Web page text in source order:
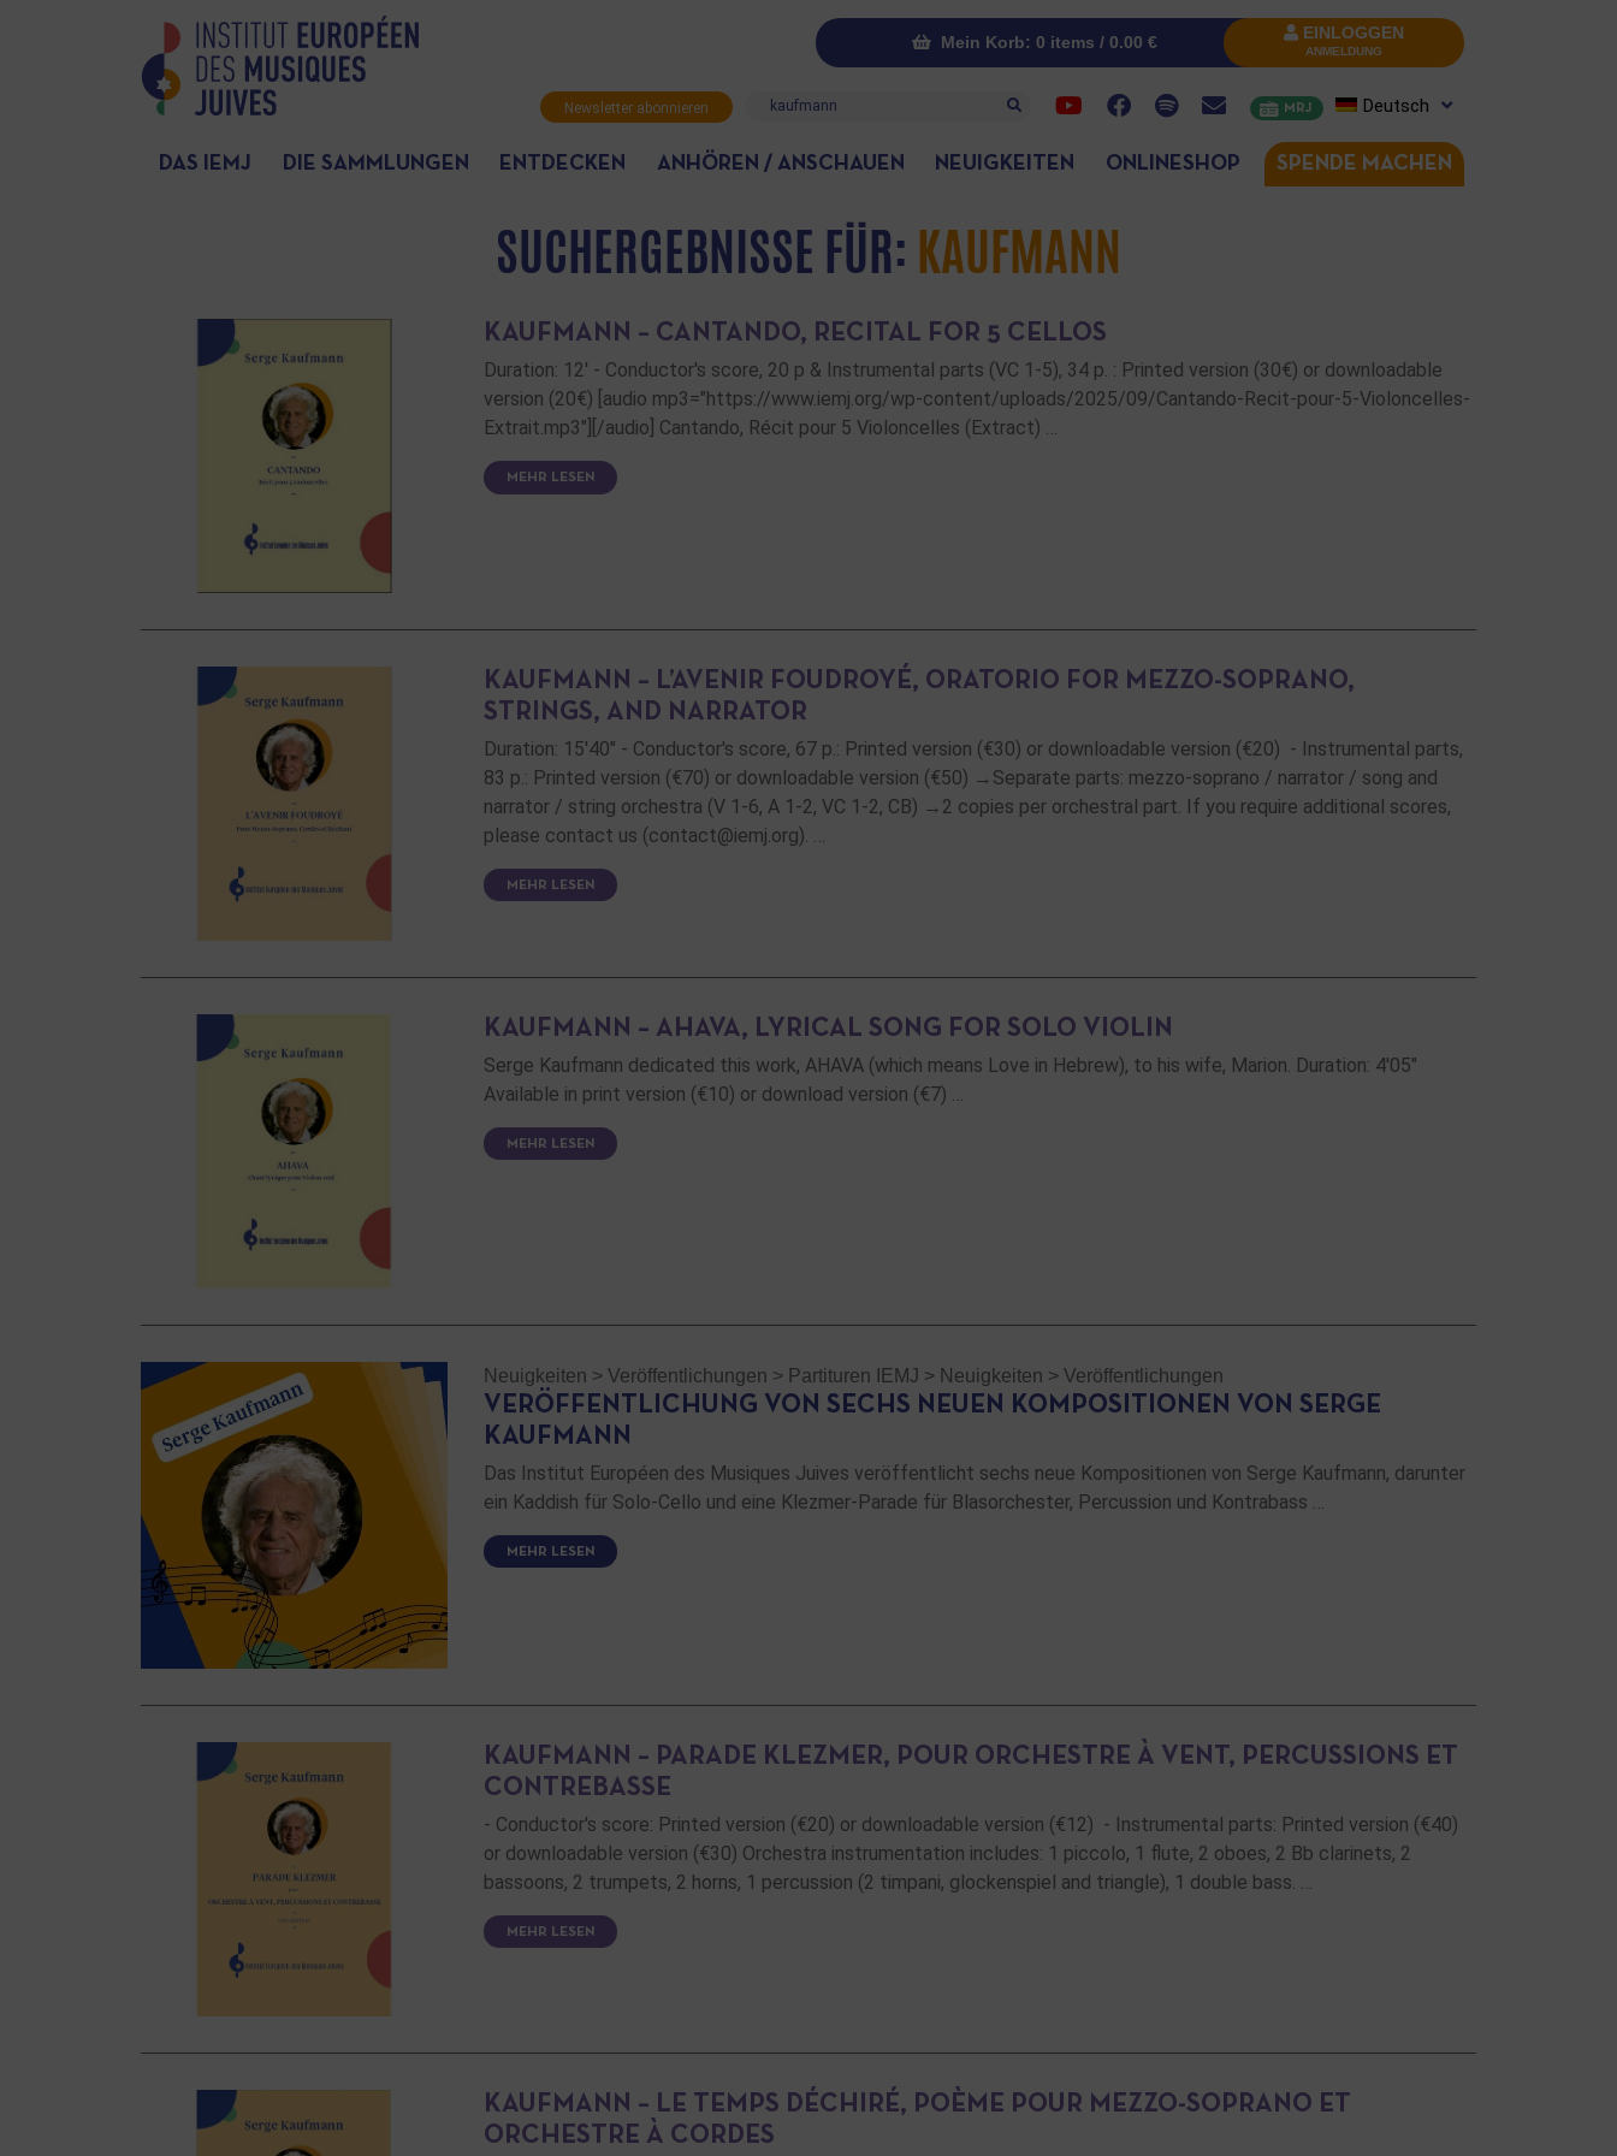
Mein Korb: 0 items / 0.00 € EINLOGGEN
ANMELDUNG
Newsletter abonnieren Suche MRJ Deutsch
DAS IEMJ DIE SAMMLUNGEN ENTDECKEN ANHÖREN / ANSCHAUEN NEUIGKEITEN ONLINESHOP SPENDE MACHEN
SUCHERGEBNISSE FÜR: KAUFMANN
KAUFMANN – CANTANDO, RECITAL FOR 5 CELLOS
Duration: 12' - Conductor's score, 20 p & Instrumental parts (VC 1-5), 34 p. : Printed version (30€) or downloadable
version (20€) [audio mp3="https://www.iemj.org/wp-content/uploads/2025/09/Cantando-Recit-pour-5-Violoncelles-
Extrait.mp3"][/audio] Cantando, Récit pour 5 Violoncelles (Extract) …
MEHR LESEN
KAUFMANN – L’AVENIR FOUDROYÉ, ORATORIO FOR MEZZO-SOPRANO,
STRINGS, AND NARRATOR
Duration: 15'40" - Conductor's score, 67 p.: Printed version (€30) or downloadable version (€20) - Instrumental parts,
83 p.: Printed version (€70) or downloadable version (€50) →Separate parts: mezzo-soprano / narrator / song and
narrator / string orchestra (V 1-6, A 1-2, VC 1-2, CB) →2 copies per orchestral part. If you require additional scores,
please contact us (contact@iemj.org). …
MEHR LESEN
KAUFMANN – AHAVA, LYRICAL SONG FOR SOLO VIOLIN
Serge Kaufmann dedicated this work, AHAVA (which means Love in Hebrew), to his wife, Marion. Duration: 4'05"
Available in print version (€10) or download version (€7) …
MEHR LESEN
Neuigkeiten > Veröffentlichungen > Partituren IEMJ > Neuigkeiten > Veröffentlichungen
VERÖFFENTLICHUNG VON SECHS NEUEN KOMPOSITIONEN VON SERGE
KAUFMANN
Das Institut Européen des Musiques Juives veröffentlicht sechs neue Kompositionen von Serge Kaufmann, darunter
ein Kaddish für Solo-Cello und eine Klezmer-Parade für Blasorchester, Percussion und Kontrabass …
MEHR LESEN
KAUFMANN – PARADE KLEZMER, POUR ORCHESTRE À VENT, PERCUSSIONS ET
CONTREBASSE
- Conductor's score: Printed version (€20) or downloadable version (€12) - Instrumental parts: Printed version (€40)
or downloadable version (€30) Orchestra instrumentation includes: 1 piccolo, 1 flute, 2 oboes, 2 Bb clarinets, 2
bassoons, 2 trumpets, 2 horns, 1 percussion (2 timpani, glockenspiel and triangle), 1 double bass. …
MEHR LESEN
KAUFMANN – LE TEMPS DÉCHIRÉ, POÈME POUR MEZZO-SOPRANO ET
ORCHESTRE À CORDES